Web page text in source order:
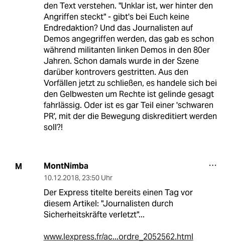
den Text verstehen. "Unklar ist, wer hinter den
Angriffen steckt" - gibt's bei Euch keine
Endredaktion? Und das Journalisten auf
Demos angegriffen werden, das gab es schon
während militanten linken Demos in den 80er
Jahren. Schon damals wurde in der Szene
darüber kontrovers gestritten. Aus den
Vorfällen jetzt zu schließen, es handele sich bei
den Gelbwesten um Rechte ist gelinde gesagt
fahrlässig. Oder ist es gar Teil einer 'schwaren
PR', mit der die Bewegung diskreditiert werden
soll?!
M MontNimba
10.12.2018, 23:50 Uhr
Der Express titelte bereits einen Tag vor
diesem Artikel: "Journalisten durch
Sicherheitskräfte verletzt"...
www.lexpress.fr/ac...ordre_2052562.html